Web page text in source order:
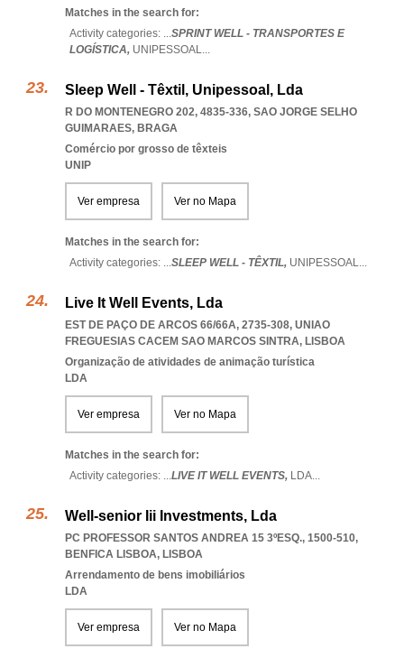
Matches in the search for:
Activity categories: ...SPRINT WELL - TRANSPORTES E
LOGÍSTICA, UNIPESSOAL...
Sleep Well - Têxtil, Unipessoal, Lda
R DO MONTENEGRO 202, 4835-336, SAO JORGE SELHO
GUIMARAES, BRAGA
Comércio por grosso de têxteis
UNIP
Ver empresa Ver no Mapa
Matches in the search for:
Activity categories: ...SLEEP WELL - TÊXTIL, UNIPESSOAL...
Live It Well Events, Lda
EST DE PAÇO DE ARCOS 66/66A, 2735-308, UNIAO
FREGUESIAS CACEM SAO MARCOS SINTRA, LISBOA
Organização de atividades de animação turística
LDA
Ver empresa Ver no Mapa
Matches in the search for:
Activity categories: ...LIVE IT WELL EVENTS, LDA...
Well-senior Iii Investments, Lda
PC PROFESSOR SANTOS ANDREA 15 3ºESQ., 1500-510,
BENFICA LISBOA, LISBOA
Arrendamento de bens imobiliários
LDA
Ver empresa Ver no Mapa